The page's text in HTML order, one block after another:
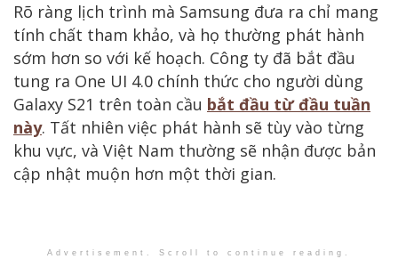
Rõ ràng lịch trình mà Samsung đưa ra chỉ mang
tính chất tham khảo, và họ thường phát hành
sớm hơn so với kế hoạch. Công ty đã bắt đầu
tung ra One UI 4.0 chính thức cho người dùng
Galaxy S21 trên toàn cầu bắt đầu từ đầu tuần
này. Tất nhiên việc phát hành sẽ tùy vào từng
khu vực, và Việt Nam thường sẽ nhận được bản
cập nhật muộn hơn một thời gian.
Advertisement. Scroll to continue reading.